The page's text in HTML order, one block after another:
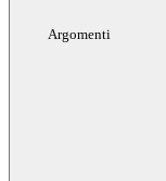
Argomenti